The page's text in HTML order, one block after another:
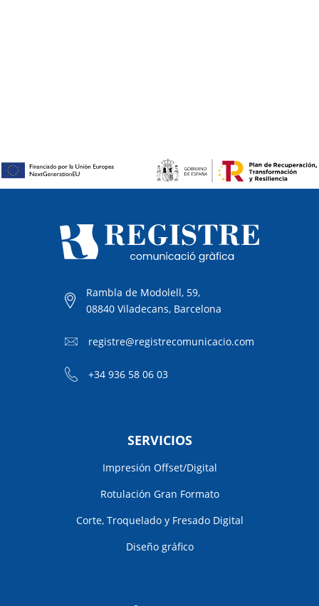
Rambla de Modolell, 59,
08840 Viladecans, Barcelona
registre@registrecomunicacio.com
+34 936 58 06 03
SERVICIOS
Impresión Offset/Digital
Rotulación Gran Formato
Corte, Troquelado y Fresado Digital
Diseño gráfico